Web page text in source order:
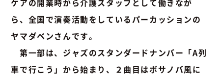
ケアの開業時から介護スタッフとして働きなが
ら、全国で演奏活動をしているパーカッションの
ヤマダベンさんです。
第一部は、ジャズのスタンダードナンバー「A列
車で行こう」から始まり、２曲目はボサノバ風に